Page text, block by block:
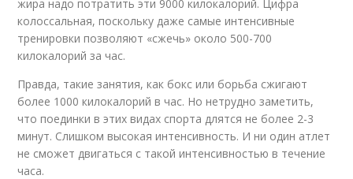
жира надо потратить эти 9000 килокалорий. Цифра
колоссальная, поскольку даже самые интенсивные
тренировки позволяют «сжечь» около 500-700
килокалорий за час.
Правда, такие занятия, как бокс или борьба сжигают
более 1000 килокалорий в час. Но нетрудно заметить,
что поединки в этих видах спорта длятся не более 2-3
минут. Слишком высокая интенсивность. И ни один атлет
не сможет двигаться с такой интенсивностью в течение
часа.